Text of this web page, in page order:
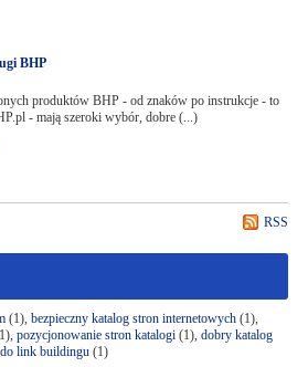
BHP
produktów BHP - od znaków po instrukcje - to
- mają szeroki wybór, dobre (...)
RSS
(1), bezpieczny katalog stron internetowych(1),
pozycjonowanie stron katalogi(1), dobry katalog
link buildingu(1)